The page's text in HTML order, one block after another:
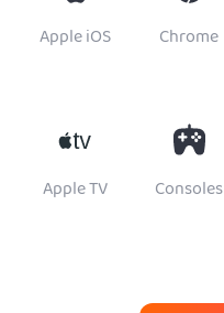
Apple iOS Chrome
Apple TV Consoles